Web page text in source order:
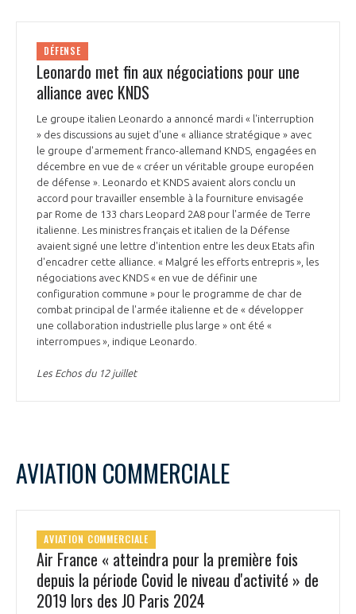
DÉFENSE
Leonardo met fin aux négociations pour une
alliance avec KNDS
Le groupe italien Leonardo a annoncé mardi « l'interruption
» des discussions au sujet d'une « alliance stratégique » avec
le groupe d'armement franco-allemand KNDS, engagées en
décembre en vue de « créer un véritable groupe européen
de défense ». Leonardo et KNDS avaient alors conclu un
accord pour travailler ensemble à la fourniture envisagée
par Rome de 133 chars Leopard 2A8 pour l'armée de Terre
italienne. Les ministres français et italien de la Défense
avaient signé une lettre d'intention entre les deux Etats afin
d'encadrer cette alliance. « Malgré les efforts entrepris », les
négociations avec KNDS « en vue de définir une
configuration commune » pour le programme de char de
combat principal de l'armée italienne et de « développer
une collaboration industrielle plus large » ont été «
interrompues », indique Leonardo.
Les Echos du 12 juillet
AVIATION COMMERCIALE
AVIATION COMMERCIALE
Air France « atteindra pour la première fois
depuis la période Covid le niveau d'activité » de
2019 lors des JO Paris 2024